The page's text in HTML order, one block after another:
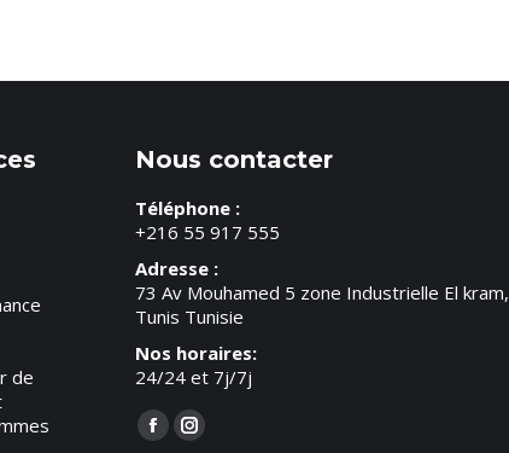
de
Nous contacter
Téléphone :
+216 55 917 555
Adresse :
73 Av Mouhamed 5 zone Industrielle El kram,
Tunis Tunisie
Nos horaires:
24/24 et 7j/7j
Trouvez nous sur :
FacebookInstagram